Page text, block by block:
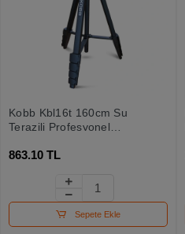
Kobb Kbl16t 160cm Su
Terazili Profesyonel
863.10 TL
Sepete Ekle